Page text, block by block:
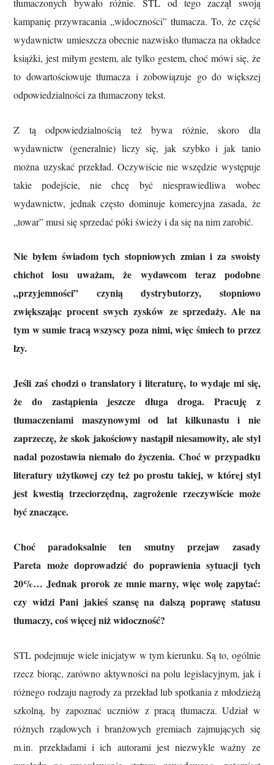
tłumaczonych bywało różnie. STL od tego zaczął swoją
kampanię przywracania „widoczności” tłumacza. To, że część
wydawnictw umieszcza obecnie nazwisko tłumacza na okładce
książki, jest miłym gestem, ale tylko gestem, choć mówi się, że
to dowartościowuje tłumacza i zobowiązuje go do większej
odpowiedzialności za tłumaczony tekst.
Z tą odpowiedzialnością też bywa różnie, skoro dla
wydawnictw (generalnie) liczy się, jak szybko i jak tanio
można uzyskać przekład. Oczywiście nie wszędzie występuje
takie podejście, nie chcę być niesprawiedliwa wobec
wydawnictw, jednak często dominuje komercyjna zasada, że
„towar” musi się sprzedać póki świeży i da się na nim zarobić.
Nie byłem świadom tych stopniowych zmian i za swoisty
chichot losu uważam, że wydawcom teraz podobne
„przyjemności” czynią dystrybutorzy, stopniowo
zwiększając procent swych zysków ze sprzedaży. Ale na
tym w sumie tracą wszyscy poza nimi, więc śmiech to przez
łzy.
Jeśli zaś chodzi o translatory i literaturę, to wydaje mi się,
że do zastąpienia jeszcze długa droga. Pracuję z
tłumaczeniami maszynowymi od lat kilkunastu i nie
zaprzeczę, że skok jakościowy nastąpił niesamowity, ale styl
nadal pozostawia niemało do życzenia. Choć w przypadku
literatury użytkowej czy też po prostu takiej, w której styl
jest kwestią trzeciorzędną, zagrożenie rzeczywiście może
być znaczące.
Choć paradoksalnie ten smutny przejaw zasady
Pareta może doprowadzić do poprawienia sytuacji tych
20%… Jednak prorok ze mnie marny, więc wolę zapytać:
czy widzi Pani jakieś szansę na dalszą poprawę statusu
tłumaczy, coś więcej niż widoczność?
STL podejmuje wiele inicjatyw w tym kierunku. Są to, ogólnie
rzecz biorąc, zarówno aktywności na polu legislacyjnym, jak i
różnego rodzaju nagrody za przekład lub spotkania z młodzieżą
szkolną, by zapoznać uczniów z pracą tłumacza. Udział w
różnych rządowych i branżowych gremiach zajmujących się
m.in. przekładami i ich autorami jest niezwykle ważny ze